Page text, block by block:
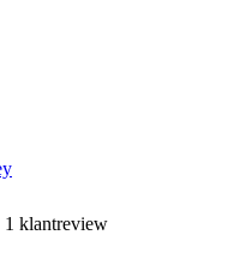
1 klantreview